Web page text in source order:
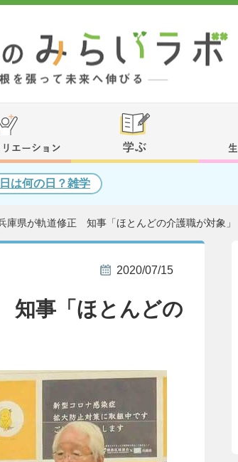
は何の日？雑学
庫県が軌道修正 知事「ほとんどの介護職が対象」
2020/07/15
知事「ほとんどの